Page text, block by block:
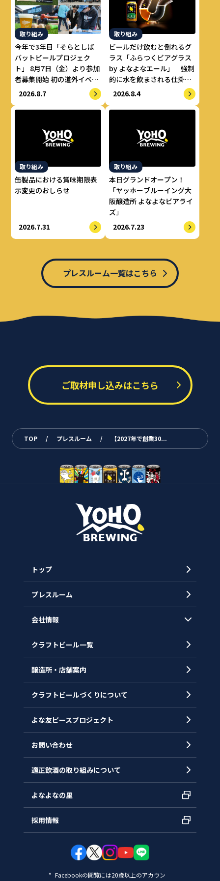
取り組み
今年で3年目「そらとしば
バットビールプロジェク
ト」 8月7日（金）より参加
者募集開始 初の道外イベン
トも開催！
2026.8.7
取り組み
ビールだけ飲むと倒れるグ
ラス「ふらつくビアグラス
by よなよなエール」 強制
的に水を飲まされる仕掛け
で適正飲酒を実現
2026.8.4
取り組み
缶製品における賞味期限表
示変更のおしらせ
2026.7.31
取り組み
本日グランドオープン！
「ヤッホーブルーイング大
阪醸造所 よなよなビアライ
ズ」
2026.7.23
プレスルーム一覧はこちら
ご取材申し込みはこちら
TOP / プレスルーム / 【2027年で創業30...
トップ
プレスルーム
会社情報
会社概要
沿革
クラフトビール一覧
醸造所・店舗案内
クラフトビールづくりについて
よな友ピースプロジェクト
お問い合わせ
適正飲酒の取り組みについて
よなよなの里
採用情報
Facebookの閲覧には20歳以上のアカウン